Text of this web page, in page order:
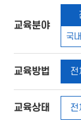
교육분야
국
교육방법 전
교육상태 전